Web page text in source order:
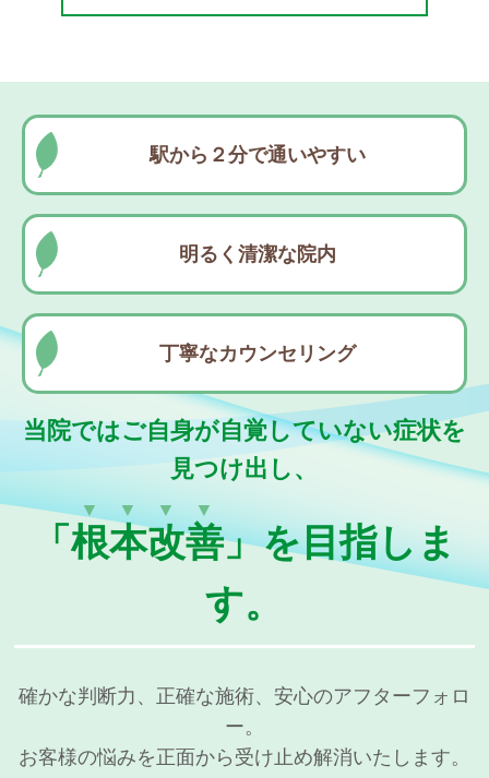
駅から２分で通いやすい
明るく清潔な院内
丁寧なカウンセリング
当院ではご自身が自覚していない症状を
見つけ出し、
「根本改善
▼▼▼▼
」を目指しま
す。
確かな判断力、正確な施術、安心のアフターフォロ
ー。
お客様の悩みを正面から受け止め解消いたします。